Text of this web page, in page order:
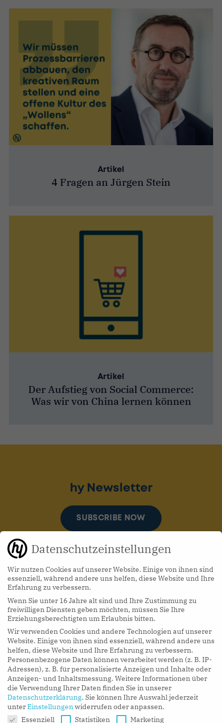
Artikel
4 Fragen an Jürgen Stein
Artikel
Der Aufstieg von Social Commerce:
Was wir von China lernen können
hy Podcasts
LISTEN NOW
hy Newsletter
SUBSCRIBE NOW
Datenschutzeinstellungen
Wir nutzen Cookies auf unserer Website. Einige von ihnen sind
essenziell, während andere uns helfen, diese Website und Ihre
Erfahrung zu verbessern.
Wenn Sie unter 16 Jahre alt sind und Ihre Zustimmung zu
freiwilligen Diensten geben möchten, müssen Sie Ihre
Erziehungsberechtigten um Erlaubnis bitten.
Wir verwenden Cookies und andere Technologien auf unserer
Website. Einige von ihnen sind essenziell, während andere uns
helfen, diese Website und Ihre Erfahrung zu verbessern.
Personenbezogene Daten können verarbeitet werden (z. B. IP-
Adressen), z. B. für personalisierte Anzeigen und Inhalte oder
Anzeigen- und Inhaltsmessung. Weitere Informationen über
die Verwendung Ihrer Daten finden Sie in unserer
Datenschutzerklärung. Sie können Ihre Auswahl jederzeit
unterEinstellungenwiderrufen oder anpassen.
Datenschutzeinstellungen
Essenziell Statistiken Marketing